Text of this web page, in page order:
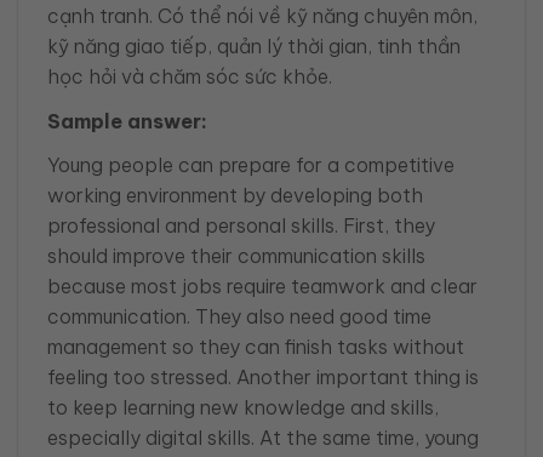
cạnh tranh. Có thể nói về kỹ năng chuyên môn,
kỹ năng giao tiếp, quản lý thời gian, tinh thần
học hỏi và chăm sóc sức khỏe.
Sample answer:
Young people can prepare for a competitive
working environment by developing both
professional and personal skills. First, they
should improve their communication skills
because most jobs require teamwork and clear
communication. They also need good time
management so they can finish tasks without
feeling too stressed. Another important thing is
to keep learning new knowledge and skills,
especially digital skills. At the same time, young